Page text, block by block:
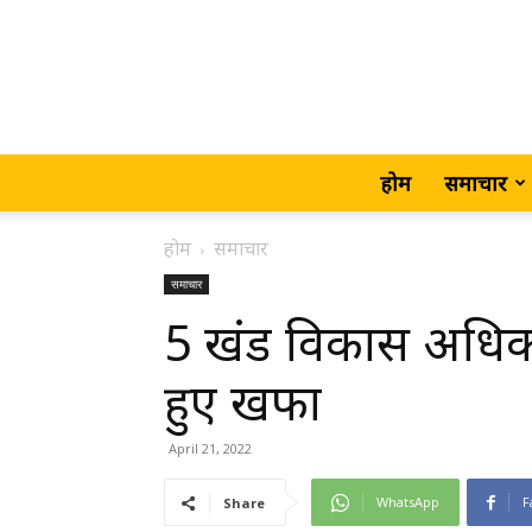
होम समाचार
होम समाचार
समाचार
5 खंड विकास
हुए खफा
April 21, 2022
Share WhatsApp